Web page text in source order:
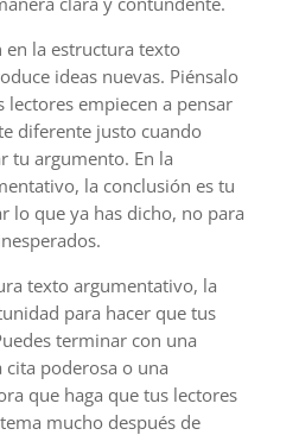
en la estructura texto
ideas nuevas. Piénsalo
lectores empiecen a pensar
diferente justo cuando
tu argumento. En la
la conclusión es tu
lo que ya has dicho, no para
texto argumentativo, la
para hacer que tus
terminar con una
poderosa o una
que haga que tus lectores
mucho después de